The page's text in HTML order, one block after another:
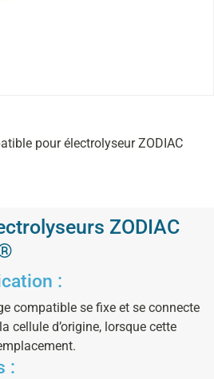
pour électrolyseur ZODIAC
ZODIAC
:
compatible se fixe et se connecte
cellule d’origine, lorsque cette
: